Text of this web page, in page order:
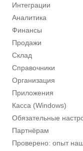
Интеграции
Аналитика
Финансы
Продажи
Склад
Справочники
Организация
Приложения
Касса (Windows)
Обязательные
Партнёрам
Проверено: опыт